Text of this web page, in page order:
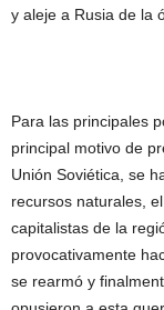
y aleje a Rusia de la
Para las principales
principal motivo de
Unión Soviética, se
recursos naturales,
capitalistas de la
provocativamente
se rearmó y